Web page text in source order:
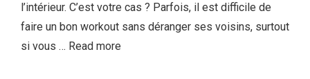
l’intérieur. C’est votre cas ? Parfois, il est difficile de
faire un bon workout sans déranger ses voisins, surtout
si vous … Read more